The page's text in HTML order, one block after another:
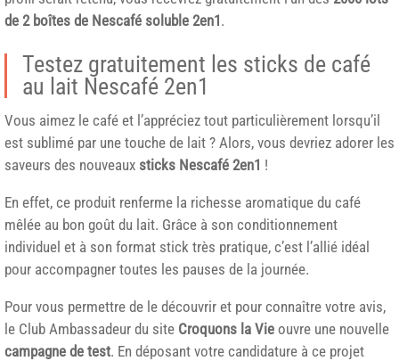
de 2 boîtes de Nescafé soluble 2en1.
Testez gratuitement les sticks de café
au lait Nescafé 2en1
Vous aimez le café et l’appréciez tout particulièrement lorsqu’il
est sublimé par une touche de lait ? Alors, vous devriez adorer les
saveurs des nouveaux sticks Nescafé 2en1 !
En effet, ce produit renferme la richesse aromatique du café
mêlée au bon goût du lait. Grâce à son conditionnement
individuel et à son format stick très pratique, c’est l’allié idéal
pour accompagner toutes les pauses de la journée.
Pour vous permettre de le découvrir et pour connaître votre avis,
le Club Ambassadeur du site Croquons la Vie ouvre une nouvelle
campagne de test. En déposant votre candidature à ce projet